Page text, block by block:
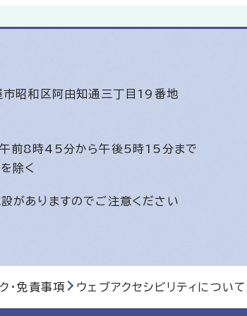
市昭和区阿由知通三丁目19番地
午前8時45分から午後5時15分まで
除く
がありますのでご注意ください
・免責事項 ウェブアクセシビリティについて